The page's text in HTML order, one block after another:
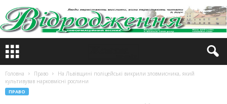
Головна Право
На Львівщині поліцейські викрили зловмисника, який
культивував нарковмісні рослини
ПРАВО